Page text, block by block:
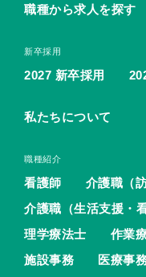
職種から求人を探す
新卒採用
2027 新卒採用
私たちについて
職種紹介
看護師
介護職（
介護職（生活支援・
理学療法士
作業
施設事務
医療事